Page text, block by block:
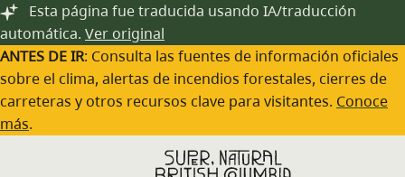
Saltar al contenido principal
Esta página fue traducida usando IA/traducción
automática. Ver original
ANTES DE IR: Consulta las fuentes de información oficiales
sobre el clima, alertas de incendios forestales, cierres de
carreteras y otros recursos clave para visitantes. Conoce
más.